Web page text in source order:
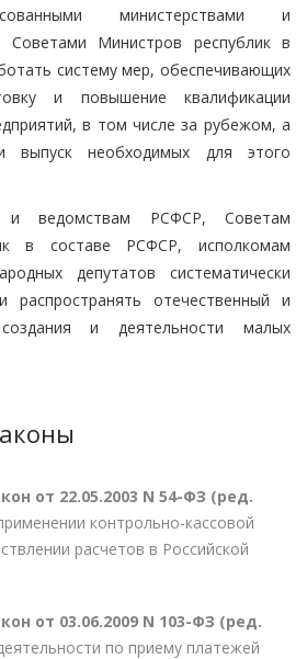
министерствами и
Министров республик в
систему мер, обеспечивающих
и повышение квалификации
в том числе за рубежом, а
выпуск необходимых для этого
и ведомствам РСФСР, Советам
в составе РСФСР, исполкомам
депутатов систематически
отечественный и
и деятельности малых
от 22.05.2003 N 54-ФЗ (ред.
контрольно-кассовой
расчетов в Российской
от 03.06.2009 N 103-ФЗ (ред.
по приему платежей